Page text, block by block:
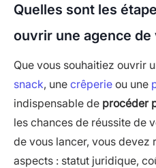
Quelles sont les
ouvrir une agence de
Que vous souhaitiez ouvrir
snack, une crêperie ou une
indispensable de procéder
les chances de réussite de
de vous lancer, vous devez
aspects : statut juridique,